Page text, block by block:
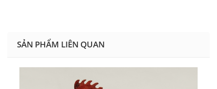
SẢN PHẨM LIÊN QUAN